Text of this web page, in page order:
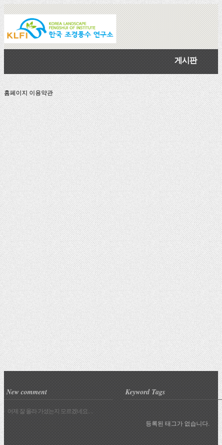
게시판
홈페이지 이용약관
New comment
· 어제 잘 올라 가셨는지 모르겠네요.. ..
Keyword Tags
등록된 태그가 없습니다.